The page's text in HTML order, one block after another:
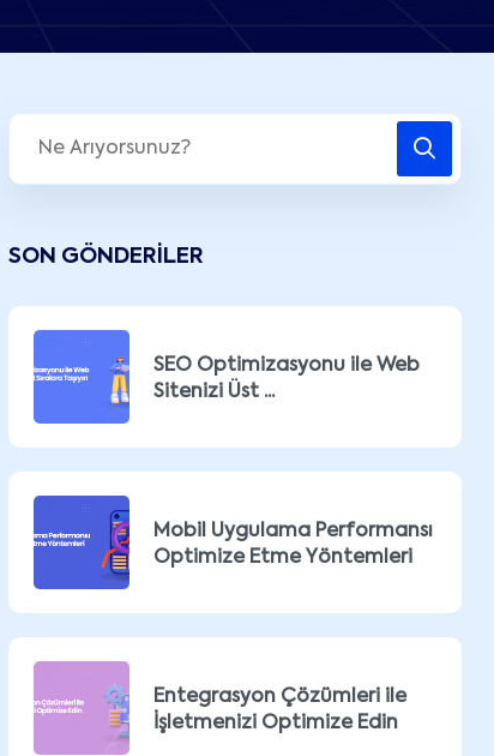
SON GÖNDERILER
SEO Optimizasyonu ile Web
Sitenizi Üst ...
Mobil Uygulama Performansı
Optimize Etme Yöntemleri
Entegrasyon Çözümleri ile
İşletmenizi Optimize Edin